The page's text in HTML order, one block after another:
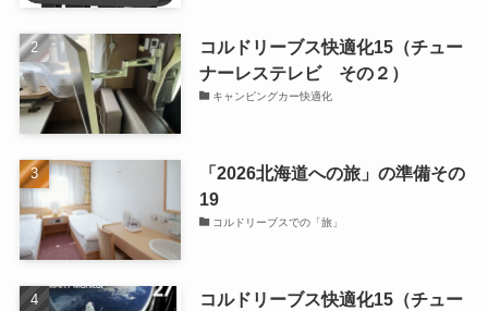
コルドリーブス快適化15（チュー
ナーレステレビ その２）
キャンピングカー快適化
「2026北海道への旅」の準備その
19
コルドリーブスでの「旅」
コルドリーブス快適化15（チュー